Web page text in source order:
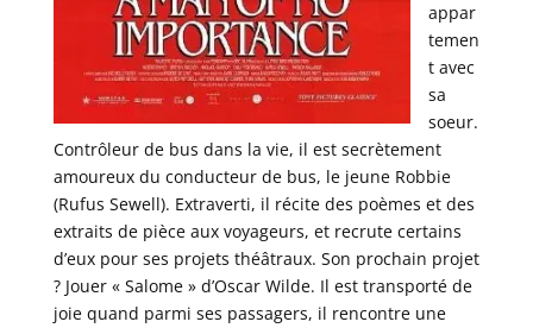
appar
temen
t avec
sa
soeur.
Contrôleur de bus dans la vie, il est secrètement
amoureux du conducteur de bus, le jeune Robbie
(Rufus Sewell). Extraverti, il récite des poèmes et des
extraits de pièce aux voyageurs, et recrute certains
d’eux pour ses projets théâtraux. Son prochain projet
? Jouer « Salome » d’Oscar Wilde. Il est transporté de
joie quand parmi ses passagers, il rencontre une